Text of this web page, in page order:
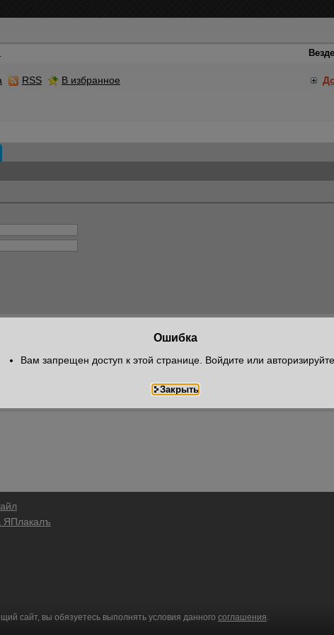
RSS В избранное
ЯПлакалъ
сайт, вы обязуетесь выполнять условия данного соглашения.
Ошибка
Вам запрещен доступ к этой странице. Войдите или